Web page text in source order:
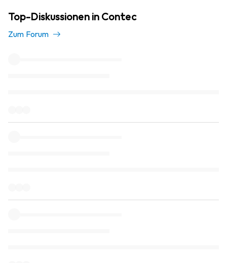
Top-Diskussionen in Contec
Zum Forum